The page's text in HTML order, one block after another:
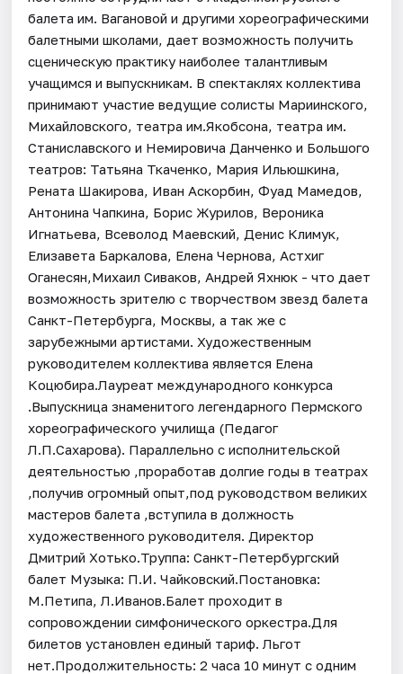
балета им. Вагановой и другими хореографическими
балетными школами, дает возможность получить
сценическую практику наиболее талантливым
учащимся и выпускникам. В спектаклях коллектива
принимают участие ведущие солисты Мариинского,
Михайловского, театра им.Якобсона, театра им.
Станиславского и Немировича Данченко и Большого
театров: Татьяна Ткаченко, Мария Ильюшкина,
Рената Шакирова, Иван Аскорбин, Фуад Мамедов,
Антонина Чапкина, Борис Журилов, Вероника
Игнатьева, Всеволод Маевский, Денис Климук,
Елизавета Баркалова, Елена Чернова, Астхиг
Оганесян,Михаил Сиваков, Андрей Яхнюк - что дает
возможность зрителю с творчеством звезд балета
Санкт-Петербурга, Москвы, а так же с
зарубежными артистами. Художественным
руководителем коллектива является Елена
Коцюбира.Лауреат международного конкурса
.Выпускница знаменитого легендарного Пермского
хореографического училища (Педагог
Л.П.Сахарова). Параллельно с исполнительской
деятельностью ,проработав долгие годы в театрах
,получив огромный опыт,под руководством великих
мастеров балета ,вступила в должность
художественного руководителя. Директор
Дмитрий Хотько.Труппа: Санкт-Петербургский
балет Музыка: П.И. Чайковский.Постановка:
М.Петипа, Л.Иванов.Балет проходит в
сопровождении симфонического оркестра.Для
билетов установлен единый тариф. Льгот
нет.Продолжительность: 2 часа 10 минут с одним